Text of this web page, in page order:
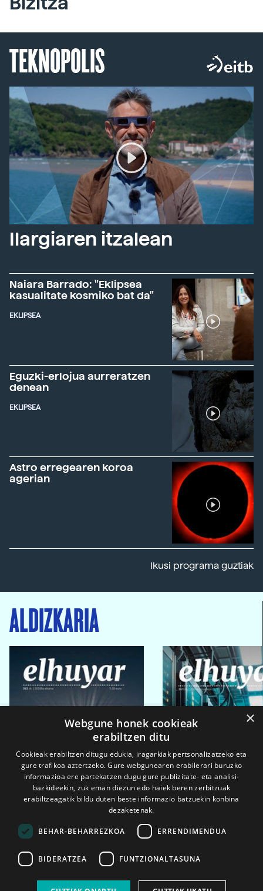
TEKNOPOLIS
Ilargiaren itzalean
Naiara Barrado: "Eklipsea
kasualitate kosmiko bat da"
EKLIPSEA
Eguzki-erlojua aurreratzen
denean
EKLIPSEA
Astro erregearen koroa
agerian
Ikusi programa guztiak
ALDIZKARIA
2026ko eka. 1a 2026ko mar. 1a
×
Webgune honek cookieak
erabiltzen ditu
Cookieak erabiltzen ditugu edukia, iragarkiak pertsonalizatzeko eta
gure trafikoa aztertzeko. Gure webgunearen erabilerari buruzko
informazioa ere partekatzen dugu gure publizitate- eta analisi-
bazkideekin, zuk eman diezun edo haiek beren zerbitzuak
erabiltzeagatik bildu duten beste informazio batzuekin konbina
dezaketenak.
BEHAR-BEHARREZKOA ERRENDIMENDUA
BIDERATZEA FUNTZIONALTASUNA